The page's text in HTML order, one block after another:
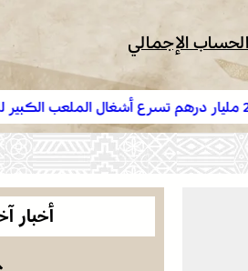
الحساب الإجمالي
درهم تسرع أشغال الملعب الكبير للدار
أخبار
عمان .. الاجتماع الوزاري
المقدسة يؤكد على
جلالة الملك ويدعم جهود
القدس الشريف
من اليوم الأربعاء إلى
المملكة (نشرة إنذارية)
صفقة